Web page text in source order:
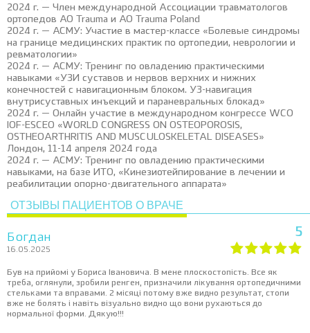
2024 г. — Член международной Ассоциации травматологов
ортопедов AO Trauma и AO Trauma Poland
2024 г. — АСМУ: Участие в мастер-классе «Болевые синдромы
на границе медицинских практик по ортопедии, неврологии и
ревматологии»
2024 г. — АСМУ: Тренинг по овладению практическими
навыками «УЗИ суставов и нервов верхних и нижних
конечностей с навигационным блоком. УЗ-навигация
внутрисуставных инъекций и параневральных блокад»
2024 г. — Онлайн участие в международном конгрессе WCO
IOF-ESCEO «WORLD CONGRESS ON OSTEOPOROSIS,
OSTHEOARTHRITIS AND MUSCULOSKELETAL DISEASES»
Лондон, 11-14 апреля 2024 года
2024 г. — АСМУ: Тренинг по овладению практическими
навыками, на базе ИТО, «Кинезиотейпирование в лечении и
реабилитации опорно-двигательного аппарата»
ОТЗЫВЫ ПАЦИЕНТОВ О ВРАЧЕ
Богдан
16.05.2025
5
Був на прийомі у Бориса Івановича. В мене плоскостопість. Все як
треба, оглянули, зробили ренген, призначили лікування ортопедичними
стельками та вправами. 2 місяці потому вже видно результат, стопи
вже не болять і навіть візуально видно що вони рухаються до
нормальної форми. Дякую!!!